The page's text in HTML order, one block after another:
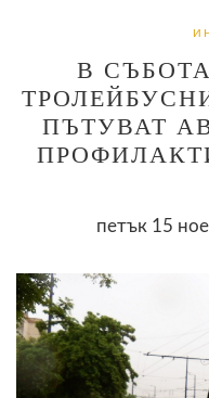
В
ПЪТУВАТ
петък 15